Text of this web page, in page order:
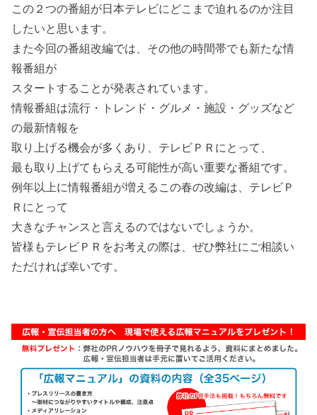
この２つの番組が日本テレビにどこまで迫れるのか注目
したいと思います。
また今回の番組改編では、その他の時間帯でも新たな情
報番組が
スタートすることが発表されています。
情報番組は流行・トレンド・グルメ・施設・グッズなど
の最新情報を
取り上げる機会が多くあり、テレビＰＲにとって、
最も取り上げてもらえる可能性が高い重要な番組です。
例年以上に情報番組が増えるこの春の改編は、テレビＰ
Ｒにとって
大きなチャンスと言えるのではないでしょうか。
皆様もテレビＰＲをお考えの際は、ぜひ弊社にご相談い
ただければ幸いです。